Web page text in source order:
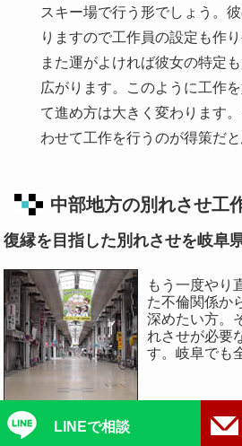
スキー場で行う形でしょう。
りますので工作員の設定も作
また運がよければ彼女の特定
広がります。このように工作
て進め方は大きく変わります
わせて工作を行うのが得策だと
中部地方の別れさせ工
復縁を目指した別れさせを岐阜
もう一度やり
た不倫関係か
深めたい方。
れさせが必要
す。岐阜でも
LINEで相談